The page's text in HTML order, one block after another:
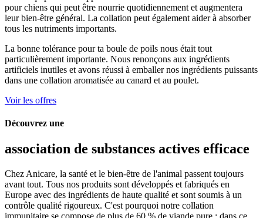
pour chiens qui peut être nourrie quotidiennement et augmentera
leur bien-être général. La collation peut également aider à absorber
tous les nutriments importants.
La bonne tolérance pour ta boule de poils nous était tout
particulièrement importante. Nous renonçons aux ingrédients
artificiels inutiles et avons réussi à emballer nos ingrédients puissants
dans une collation aromatisée au canard et au poulet.
Voir les offres
Découvrez une
association de substances actives efficace
Chez Anicare, la santé et le bien-être de l'animal passent toujours
avant tout. Tous nos produits sont développés et fabriqués en
Europe avec des ingrédients de haute qualité et sont soumis à un
contrôle qualité rigoureux. C'est pourquoi notre collation